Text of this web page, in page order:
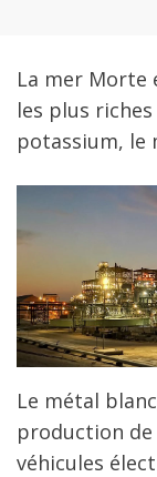
La mer Morte
les plus
potassium, le
Le métal
production
véhicules